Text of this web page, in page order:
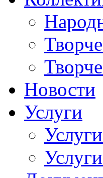
Новости
Услуги